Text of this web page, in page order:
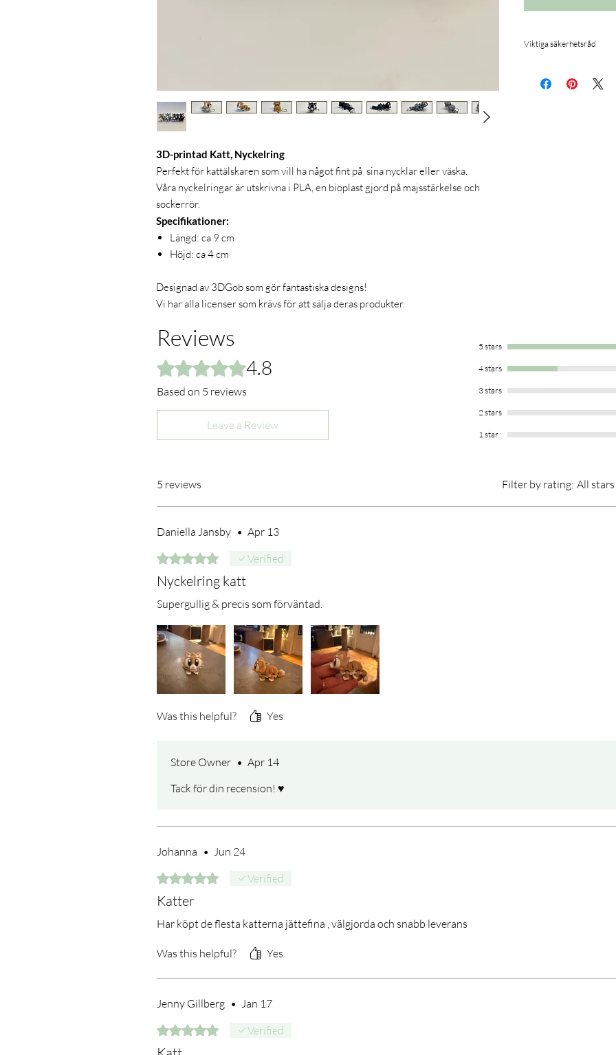
3D-printad Katt, Nyckelring
Perfekt för kattälskaren som vill ha något fint på sina nycklar eller väska.
Våra nyckelringar är utskrivna i PLA, en bioplast gjord på majsstärkelse och
sockerrör.
Specifikationer:
Längd: ca 9 cm
Höjd: ca 4 cm
Designad av 3DGob som gör fantastiska designs!
Vi har alla licenser som krävs för att sälja deras produkter.
Viktiga säkerhetsråd
en leksak. För att
Reviews
Rated 4.8 out of 5 stars.
4.8
Based on 5 reviews
Leave a Review
5 stars
4 stars
3 stars
2 stars
1 star
5 reviews Filter by rating: All stars
Daniella Jansby • Apr 13
Rated 5 out of 5 stars.Verified
Nyckelring katt
Supergullig & precis som förväntad.
Was this helpful? Yes
Store Owner • Apr 14
Tack för din recension! ♥️
Johanna • Jun 24
Rated 5 out of 5 stars.Verified
Katter
Har köpt de flesta katterna jättefina , välgjorda och snabb leverans
Was this helpful? Yes
Jenny Gillberg • Jan 17
Rated 5 out of 5 stars.Verified